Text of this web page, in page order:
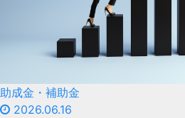
助成金・補助金
2026.06.16